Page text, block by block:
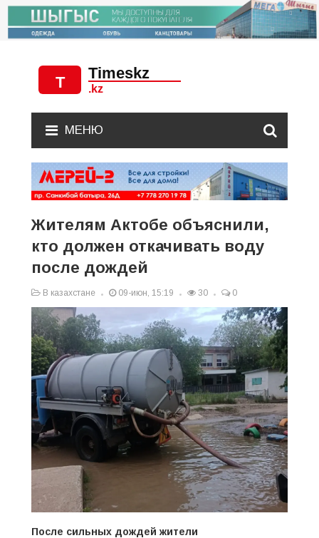
МЕНЮ
Жителям Актобе объяснили,
кто должен откачивать воду
после дождей
В казахстане 09-июн, 15:19 30 0
После сильных дождей жители